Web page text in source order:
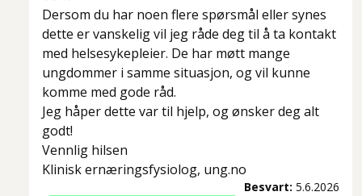
Dersom du har noen flere spørsmål eller synes
dette er vanskelig vil jeg råde deg til å ta kontakt
med helsesykepleier. De har møtt mange
ungdommer i samme situasjon, og vil kunne
komme med gode råd.
Jeg håper dette var til hjelp, og ønsker deg alt
godt!
Vennlig hilsen
Klinisk ernæringsfysiolog, ung.no
Besvart: 5.6.2026